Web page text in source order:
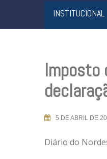
INSTITUCIONAL
Imposto
5 DE ABRIL DE
Diário do